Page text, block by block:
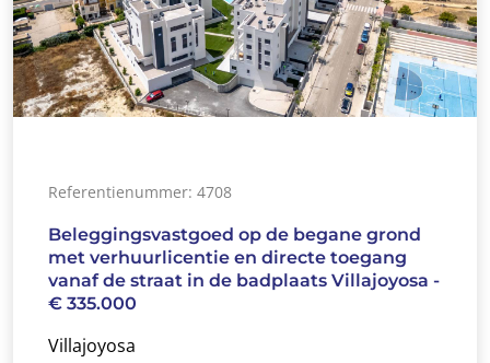
Referentienummer: 4708
Beleggingsvastgoed op de begane grond
met verhuurlicentie en directe toegang
vanaf de straat in de badplaats Villajoyosa -
€ 335.000
Villajoyosa